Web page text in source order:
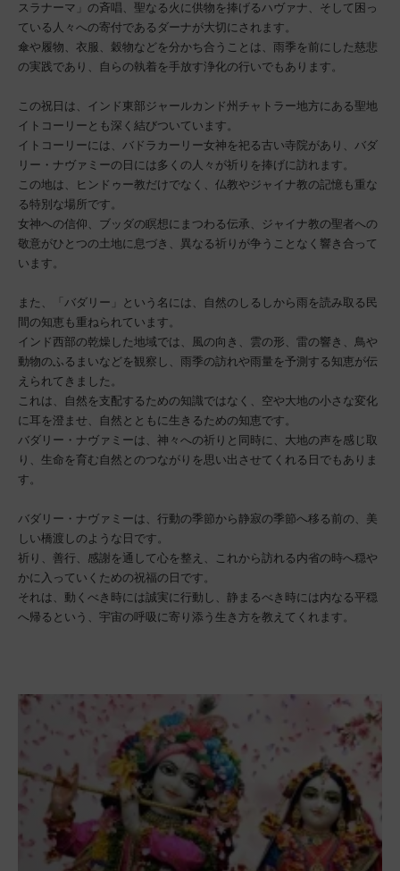
スラナーマ」の斉唱、聖なる火に供物を捧げるハヴァナ、そして困っ
ている人々への寄付であるダーナが大切にされます。
傘や履物、衣服、穀物などを分かち合うことは、雨季を前にした慈悲
の実践であり、自らの執着を手放す浄化の行いでもあります。
この祝日は、インド東部ジャールカンド州チャトラー地方にある聖地
イトコーリーとも深く結びついています。
イトコーリーには、バドラカーリー女神を祀る古い寺院があり、バダ
リー・ナヴァミーの日には多くの人々が祈りを捧げに訪れます。
この地は、ヒンドゥー教だけでなく、仏教やジャイナ教の記憶も重な
る特別な場所です。
女神への信仰、ブッダの瞑想にまつわる伝承、ジャイナ教の聖者への
敬意がひとつの土地に息づき、異なる祈りが争うことなく響き合って
います。
また、「バダリー」という名には、自然のしるしから雨を読み取る民
間の知恵も重ねられています。
インド西部の乾燥した地域では、風の向き、雲の形、雷の響き、鳥や
動物のふるまいなどを観察し、雨季の訪れや雨量を予測する知恵が伝
えられてきました。
これは、自然を支配するための知識ではなく、空や大地の小さな変化
に耳を澄ませ、自然とともに生きるための知恵です。
バダリー・ナヴァミーは、神々への祈りと同時に、大地の声を感じ取
り、生命を育む自然とのつながりを思い出させてくれる日でもありま
す。
バダリー・ナヴァミーは、行動の季節から静寂の季節へ移る前の、美
しい橋渡しのような日です。
祈り、善行、感謝を通して心を整え、これから訪れる内省の時へ穏や
かに入っていくための祝福の日です。
それは、動くべき時には誠実に行動し、静まるべき時には内なる平穏
へ帰るという、宇宙の呼吸に寄り添う生き方を教えてくれます。